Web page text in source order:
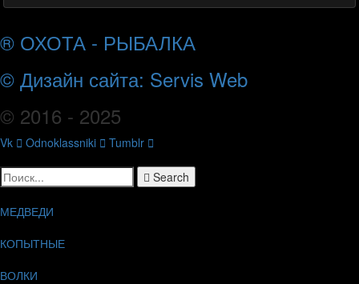
® ОХОТА - РЫБАЛКА
© Дизайн сайта: Servis Web
© 2016 - 2025
Vk Odnoklassniki Tumblr
Search
МЕДВЕДИ
КОПЫТНЫЕ
ВОЛКИ